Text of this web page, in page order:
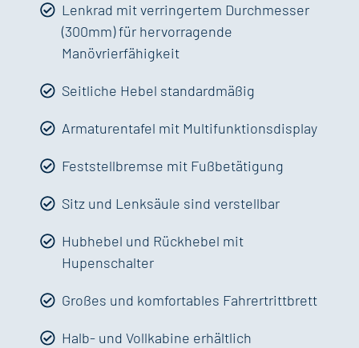
Lenkrad mit verringertem Durchmesser
(300mm) für hervorragende
Manövrierfähigkeit
Seitliche Hebel standardmäßig
Armaturentafel mit Multifunktionsdisplay
Feststellbremse mit Fußbetätigung
Sitz und Lenksäule sind verstellbar
Hubhebel und Rückhebel mit
Hupenschalter
Großes und komfortables Fahrertrittbrett
Halb- und Vollkabine erhältlich